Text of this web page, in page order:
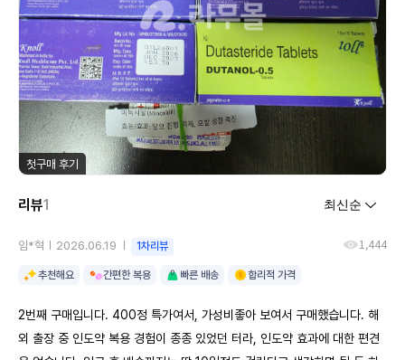
첫구매 후기
리뷰1
임*혁 2026.06.19 1차리뷰 1,444
추천해요 간편한 복용 빠른 배송 합리적 가격
2번째 구매입니다. 400정 특가여서, 가성비좋아 보여서 구매했습니다. 해
외 출장 중 인도약 복용 경험이 종종 있었던 터라, 인도약 효과에 대한 편견